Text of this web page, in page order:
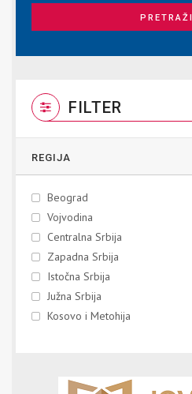
PRETRAŽI
FILTER
REGIJA
Beograd
Vojvodina
Centralna Srbija
Zapadna Srbija
Istočna Srbija
Južna Srbija
Kosovo i Metohija